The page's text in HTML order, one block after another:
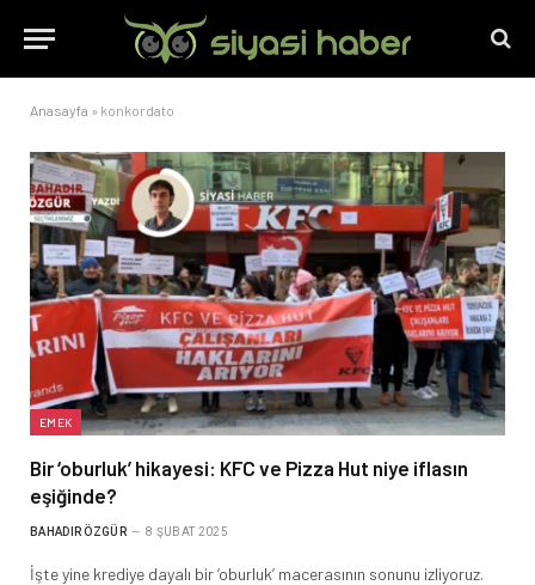
Anasayfa » konkordato
EMEK
Bir ‘oburluk’ hikayesi: KFC ve Pizza Hut niye iflasın
eşiğinde?
BAHADIR ÖZGÜR 8 ŞUBAT 2025
İşte yine krediye dayalı bir ‘oburluk’ macerasının sonunu izliyoruz.